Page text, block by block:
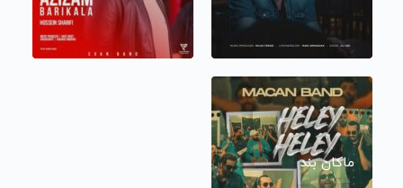
ماکان بند